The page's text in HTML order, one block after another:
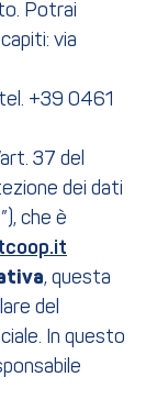
Potrai
via
+39 0461
37 del
dei dati
che è
, questa
del
In questo